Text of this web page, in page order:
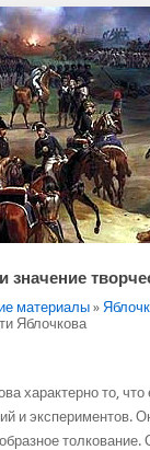
значение
материалы»
Яблочкова
характерно то,
и экспериментов.